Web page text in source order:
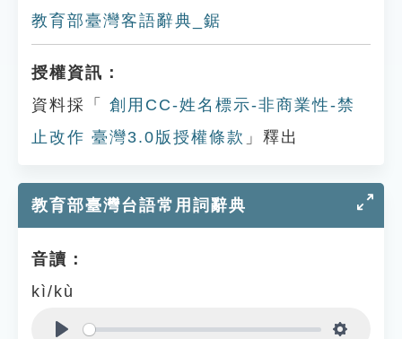
教育部臺灣客語辭典_鋸
授權資訊：
資料採「
創用CC-姓名標示-非商業性-禁
止改作 臺灣3.0版授權條款 」釋出
教育部臺灣台語常用詞辭典
音讀：
kì/kù